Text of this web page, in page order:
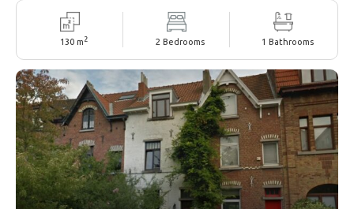
130 m 2 2 Bedrooms 1 Bathrooms